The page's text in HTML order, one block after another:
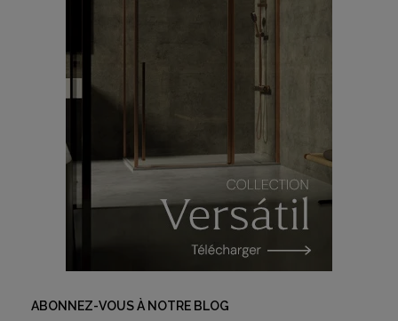
ABONNEZ-VOUS À NOTRE BLOG